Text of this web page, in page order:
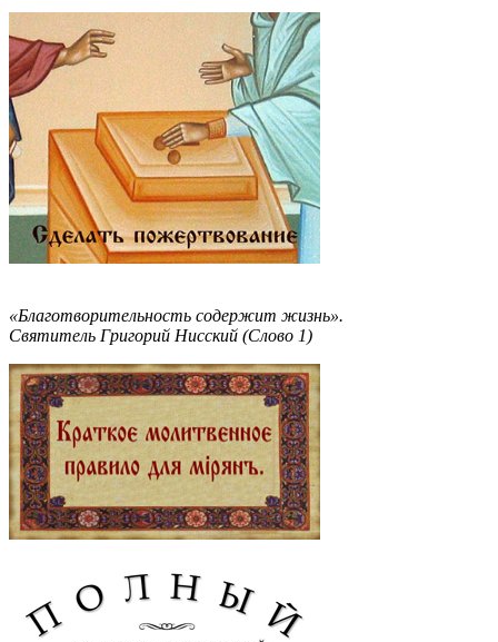
«Благотворительность содержит жизнь».
Святитель Григорий Нисский (Слово 1)